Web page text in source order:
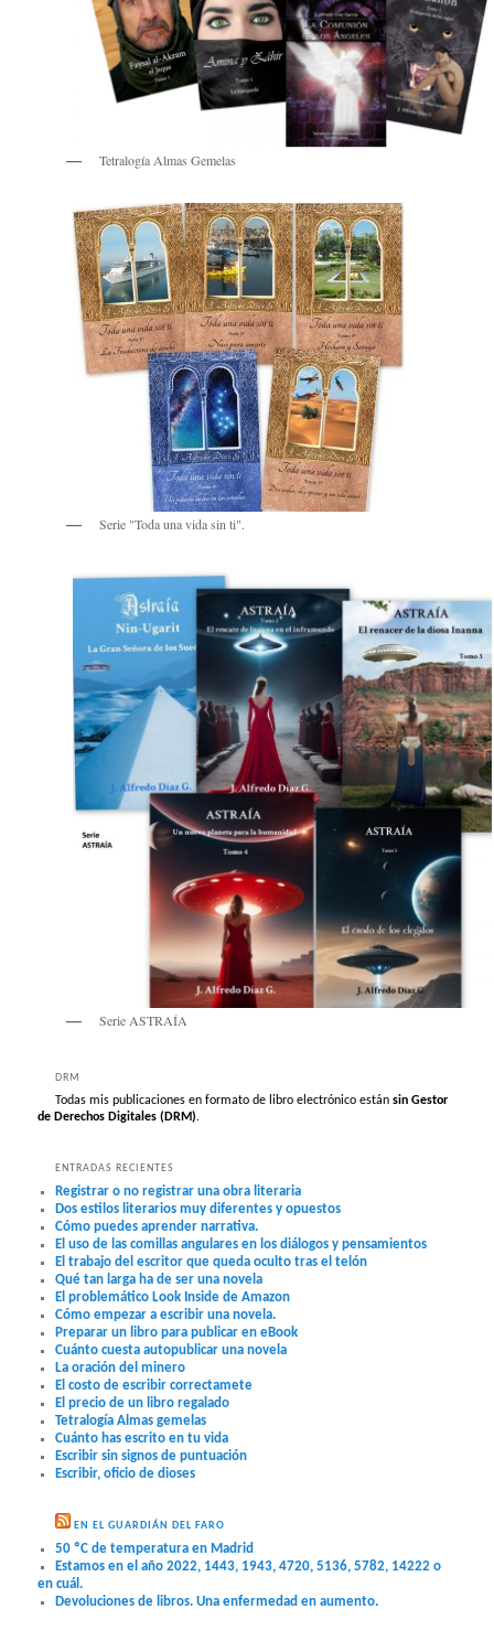
Tetralogía Almas Gemelas
Serie "Toda una vida sin ti".
Serie ASTRAÍA
DRM
Todas mis publicaciones en formato de libro electrónico estánsin Gestor
de Derechos Digitales (DRM).
ENTRADAS RECIENTES
Registrar o no registrar una obra literaria
Dos estilos literarios muy diferentes y opuestos
Cómo puedes aprender narrativa.
El uso de las comillas angulares en los diálogos y pensamientos
El trabajo del escritor que queda oculto tras el telón
Qué tan larga ha de ser una novela
El problemático Look Inside de Amazon
Cómo empezar a escribir una novela.
Preparar un libro para publicar en eBook
Cuánto cuesta autopublicar una novela
La oración del minero
El costo de escribir correctamete
El precio de un libro regalado
Tetralogía Almas gemelas
Cuánto has escrito en tu vida
Escribir sin signos de puntuación
Escribir, oficio de dioses
EN EL GUARDIÁN DEL FARO
50 ºC de temperatura en Madrid
Estamos en el año 2022, 1443, 1943, 4720, 5136, 5782, 14222 o
en cuál.
Devoluciones de libros. Una enfermedad en aumento.